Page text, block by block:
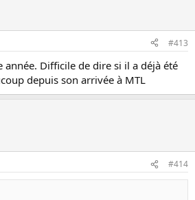
#413
année. Difficile de dire si il a déjà été
depuis son arrivée à MTL
#414